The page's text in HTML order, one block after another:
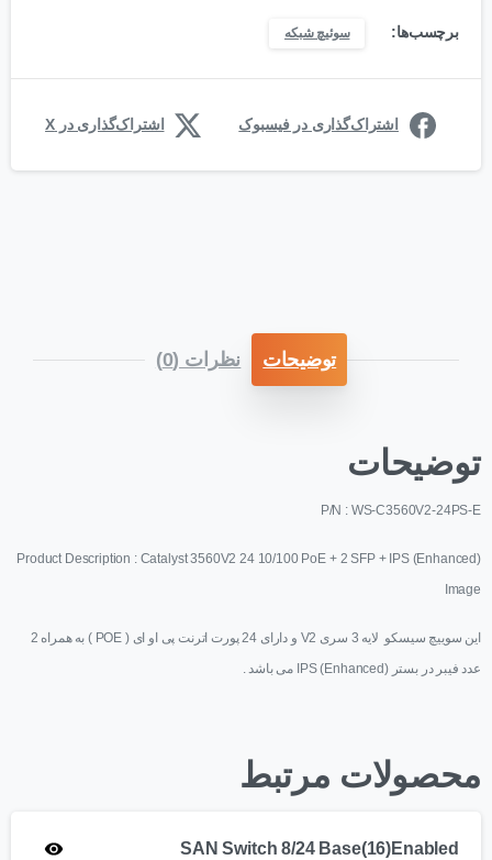
برچسب‌ها: سوئیچ شبکه
اشتراک‌گذاری در فیسبوک اشتراک‌گذاری در X
توضیحات نظرات (0)
توضیحات
P/N : WS-C3560V2-24PS-E
Product Description : Catalyst 3560V2 24 10/100 PoE + 2 SFP + IPS (Enhanced)
Image
این سوییچ سیسکو لایه 3 سری V2 و دارای 24 پورت اترنت پی او ای ( POE ) به همراه 2
عدد فیبر در بستر (IPS (Enhanced
می باشد .
محصولات مرتبط
SAN Switch 8/24 Base(16)Enabled